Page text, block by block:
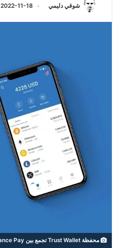
شوقي دليمي 2022-11-18
محفظة Trust Wallet تجمع بين Binance Pay و Coinbase Pay